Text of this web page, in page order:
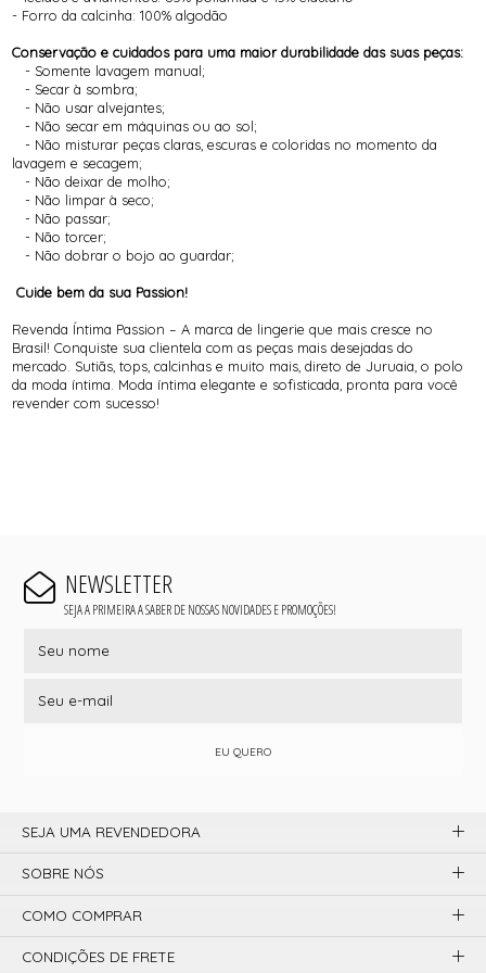
- Forro da calcinha: 100% algodão
Conservação e cuidados para uma maior durabilidade das suas peças:
- Somente lavagem manual;
- Secar à sombra;
- Não usar alvejantes;
- Não secar em máquinas ou ao sol;
- Não misturar peças claras, escuras e coloridas no momento da
lavagem e secagem;
- Não deixar de molho;
- Não limpar à seco;
- Não passar;
- Não torcer;
- Não dobrar o bojo ao guardar;
Cuide bem da sua Passion!
Revenda Íntima Passion – A marca de lingerie que mais cresce no
Brasil! Conquiste sua clientela com as peças mais desejadas do
mercado. Sutiãs, tops, calcinhas e muito mais, direto de Juruaia, o polo
da moda íntima. Moda íntima elegante e sofisticada, pronta para você
revender com sucesso!
NEWSLETTER
SEJA A PRIMEIRA A SABER DE NOSSAS NOVIDADES E PROMOÇÕES!
EU QUERO
SEJA UMA REVENDEDORA
SOBRE NÓS
COMO COMPRAR
CONDIÇÕES DE FRETE